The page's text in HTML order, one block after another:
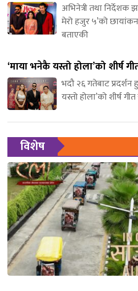
अभिनेत्री तथा निर्देशक
मेरो हजुर ५’को
बताएकी
‘माया भनेकै यस्तो होला’को शीर्ष
भदौ २६ गतेबाट
यस्तो होला’को शीर्ष
विशेष